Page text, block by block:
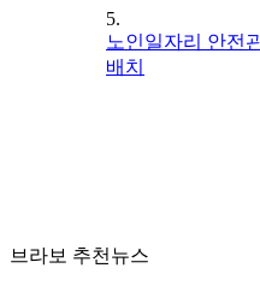
5.
노인일자리 안전
배치
브라보 추천뉴스